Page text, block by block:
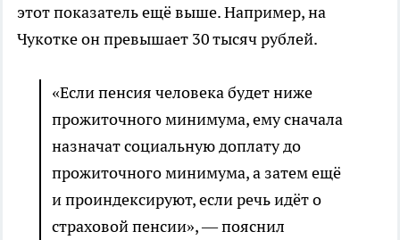
этот показатель ещё выше. Например, на
Чукотке он превышает 30 тысяч рублей.
«Если пенсия человека будет ниже
прожиточного минимума, ему сначала
назначат социальную доплату до
прожиточного минимума, а затем ещё
и проиндексируют, если речь идёт о
страховой пенсии», — пояснил